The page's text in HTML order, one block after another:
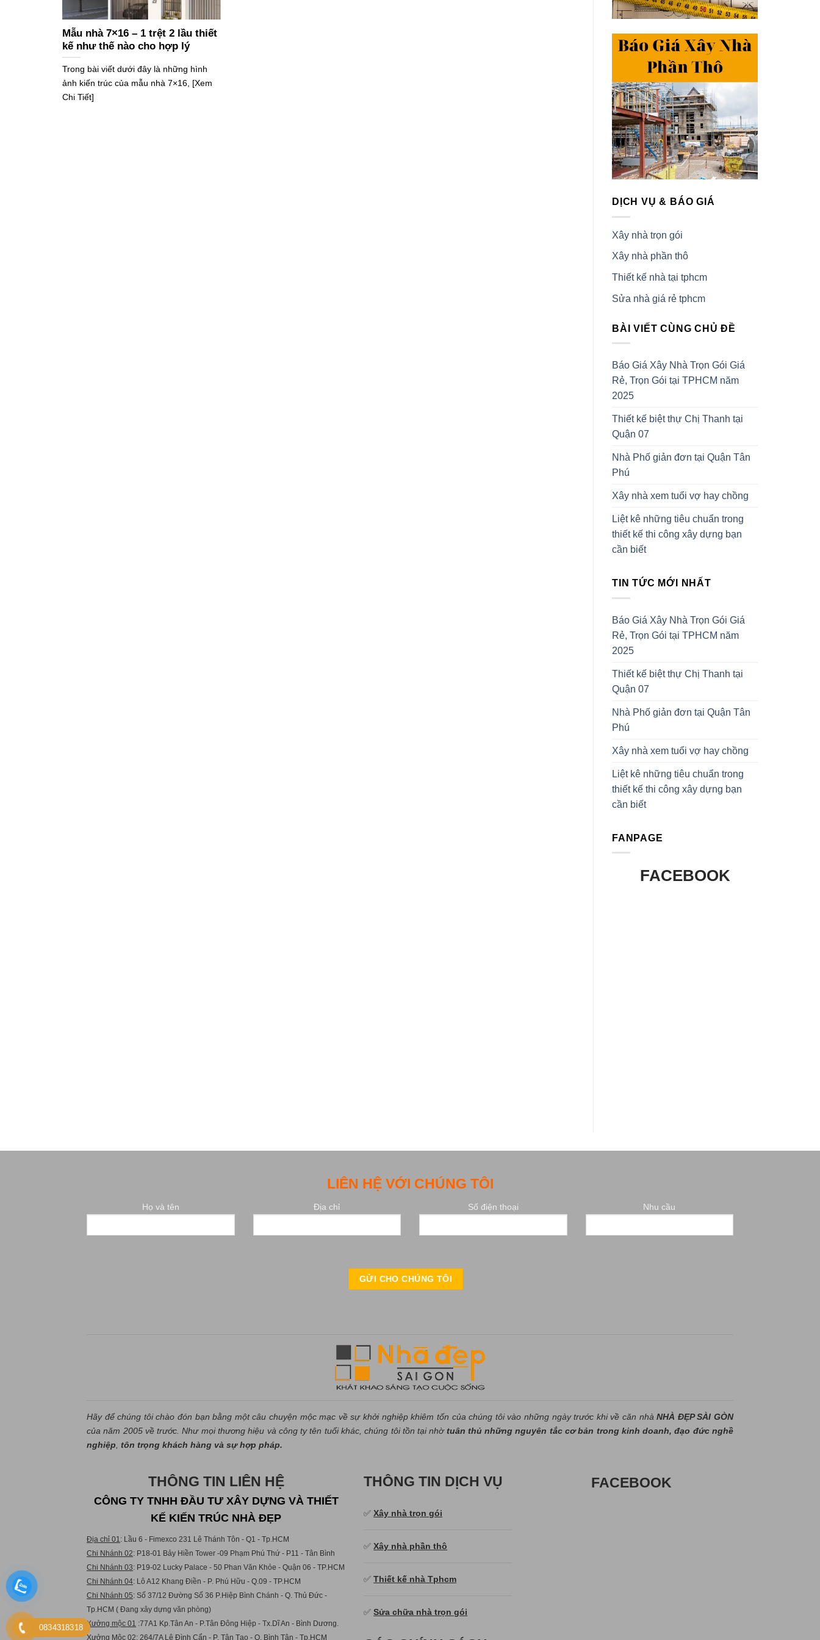
Mẫu nhà 7×16 – 1 trệt 2 lầu thiết
kế như thế nào cho hợp lý
Trong bài viết dưới đây là những hình
ảnh kiến trúc của mẫu nhà 7×16, [Xem
Chi Tiết]
DỊCH VỤ & BÁO GIÁ
Xây nhà trọn gói
Xây nhà phần thô
Thiết kế nhà tại tphcm
Sửa nhà giá rẻ tphcm
BÀI VIẾT CÙNG CHỦ ĐỀ
Báo Giá Xây Nhà Trọn Gói Giá
Rẻ, Trọn Gói tại TPHCM năm
2025
Thiết kế biệt thự Chị Thanh tại
Quận 07
Nhà Phố giản đơn tại Quận Tân
Phú
Xây nhà xem tuổi vợ hay chồng
Liệt kê những tiêu chuẩn trong
thiết kế thi công xây dựng bạn
cần biết
TIN TỨC MỚI NHẤT
Báo Giá Xây Nhà Trọn Gói Giá
Rẻ, Trọn Gói tại TPHCM năm
2025
Thiết kế biệt thự Chị Thanh tại
Quận 07
Nhà Phố giản đơn tại Quận Tân
Phú
Xây nhà xem tuổi vợ hay chồng
Liệt kê những tiêu chuẩn trong
thiết kế thi công xây dựng bạn
cần biết
FANPAGE
FACEBOOK
LIÊN HỆ VỚI CHÚNG TÔI
Họ và tên Địa chỉ Số điện thoại Nhu cầu
Hãy để chúng tôi chào đón bạn bằng một câu chuyện mộc mạc về sự khởi nghiệp khiêm tốn của chúng tôi vào những ngày trước khi về căn nhàNHÀ ĐẸP SÀI GÒN
của năm 2005 về trước. Như mọi thương hiệu và công ty tên tuổi khác, chúng tôi tồn tại nhờ tuân thủ những nguyên tắc cơ bản trong kinh doanh, đạo đức nghề
nghiệp tôn trọng khách hàng và sự hợp pháp.
THÔNG TIN LIÊN HỆ
CÔNG TY TNHH ĐẦU TƯ XÂY DỰNG VÀ THIẾT
KẾ KIẾN TRÚC NHÀ ĐẸP
Địa chỉ 01 : Lầu 6 - Fimexco 231 Lê Thánh Tôn - Q1 - Tp.HCM
Chi Nhánh 02: P18-01 Bảy Hiền Tower -09 Phạm Phú Thứ - P11 - Tân Bình
Chi Nhánh 03: P19-02 Lucky Palace - 50 Phan Văn Khỏe - Quận 06 - TP.HCM
Chi Nhánh 04: Lô A12 Khang Điền - P. Phú Hữu - Q.09 - TP.HCM
Chi Nhánh 05: Số 37/12 Đường Số 36 P.Hiệp Bình Chánh - Q. Thủ Đức -
Tp.HCM ( Đang xây dựng văn phòng)
Xưởng mộc 01
:77A1 Kp.Tân An - P.Tân Đông Hiệp - Tx.Dĩ An - Bình Dương.
Xưởng Mộc 02: 264/7A Lê Đình Cẩn - P. Tân Tạo - Q. Bình Tân - Tp.HCM
THÔNG TIN DỊCH VỤ
✅Xây nhà trọn gói
✅Xây nhà phần thô
✅Thiết kế nhà Tphcm
✅Sửa chữa nhà trọn gói
FACEBOOK
0834318318